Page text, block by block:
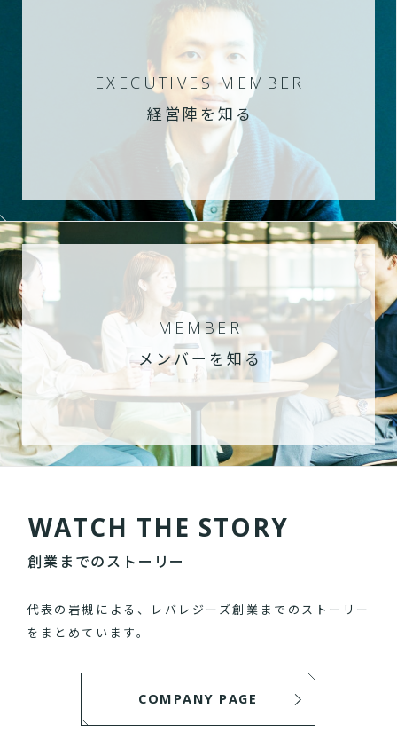
EXECUTIVES MEMBER
経営陣を知る
MEMBER
メンバーを知る
WATCH THE STORY
創業までのストーリー
代表の岩槻による、レバレジーズ創業までのストーリー
をまとめています。
COMPANY PAGE